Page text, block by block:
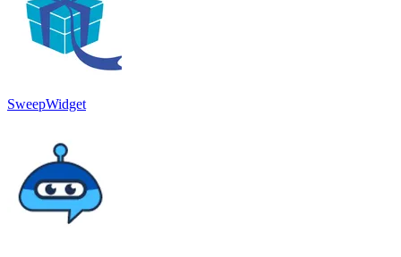
SweepWidget